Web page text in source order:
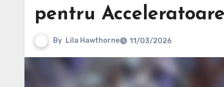
pentru
By Lila Hawthorne 11/03/2026